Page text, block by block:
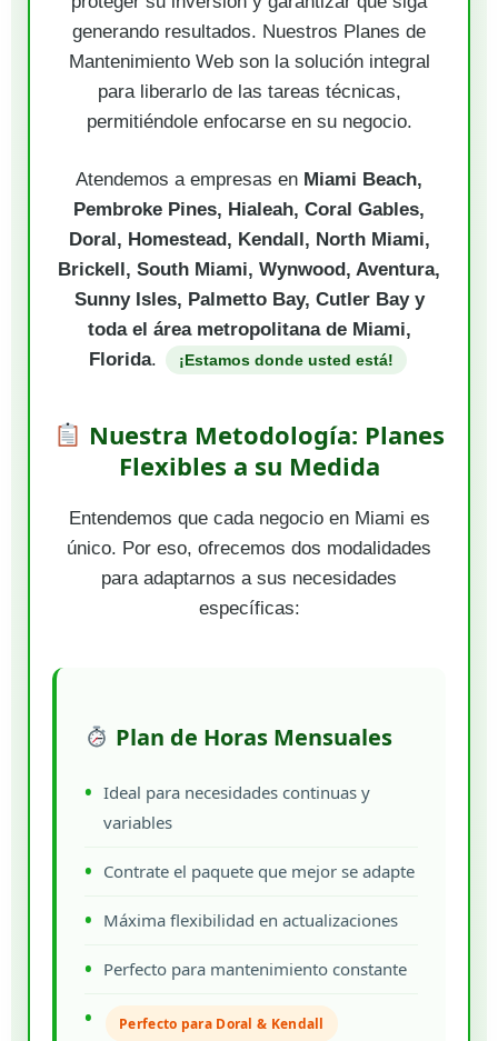
generando resultados. Nuestros Planes de
Mantenimiento Web son la solución integral
para liberarlo de las tareas técnicas,
permitiéndole enfocarse en su negocio.
Atendemos a empresas en Miami Beach,
Pembroke Pines, Hialeah, Coral Gables,
Doral, Homestead, Kendall, North Miami,
Brickell, South Miami, Wynwood, Aventura,
Sunny Isles, Palmetto Bay, Cutler Bay y
toda el área metropolitana de Miami,
Florida. ¡Estamos donde usted está!
Nuestra Metodología: Planes
Flexibles a su Medida
Entendemos que cada negocio en Miami es
único. Por eso, ofrecemos dos modalidades
para adaptarnos a sus necesidades
específicas:
Plan de Horas Mensuales
Ideal para necesidades continuas y
variables
Contrate el paquete que mejor se adapte
Máxima flexibilidad en actualizaciones
Perfecto para mantenimiento constante
Perfecto para Doral & Kendall